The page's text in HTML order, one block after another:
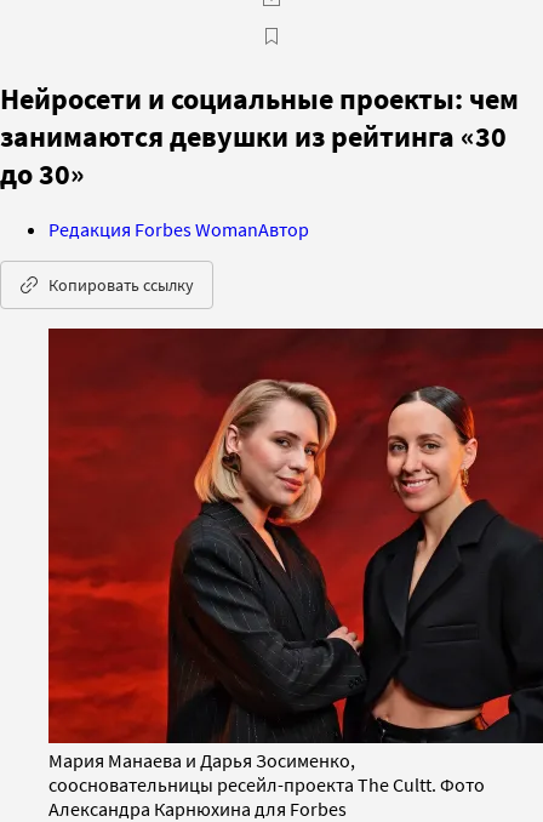
Нейросети и социальные проекты: чем
занимаются девушки из рейтинга «30
до 30»
Редакция Forbes WomanАвтор
Копировать ссылку
Мария Манаева и Дарья Зосименко,
соосновательницы ресейл-проекта The Cultt. Фото
Александра Карнюхина для Forbes